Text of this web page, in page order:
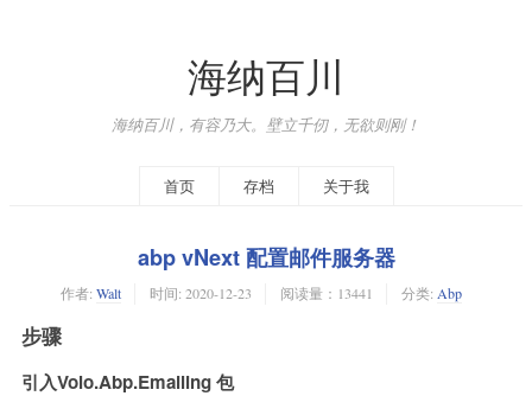
海纳百川
海纳百川，有容乃大。壁立千仞，无欲则刚！
首页 存档 关于我
abp vNext 配置邮件服务器
作者: Walt 时间: 2020-12-23 阅读量：13441 分类: Abp
步骤
引入Volo.Abp.Emailing 包